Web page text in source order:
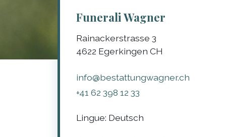
Funerali Wagner
Rainackerstrasse 3
4622 Egerkingen CH
info@bestattungwagner.ch
+41 62 398 12 33
Lingue: Deutsch